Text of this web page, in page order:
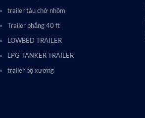
trailer tàu chở nhôm
Trailer phẳng 40 ft
LOWBED TRAILER
LPG TANKER TRAILER
trailer bộ xương